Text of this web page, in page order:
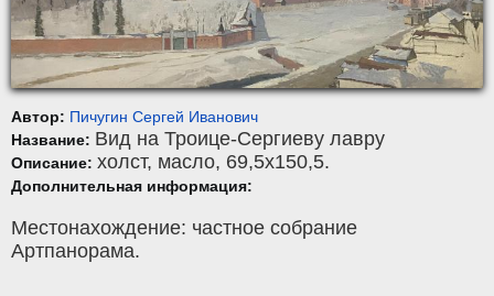
Автор: Пичугин Сергей Иванович
Название: Вид на Троице-Сергиеву лавру
Описание: холст, масло, 69,5x150,5.
Дополнительная информация:
Местонахождение: частное собрание
Артпанорама.